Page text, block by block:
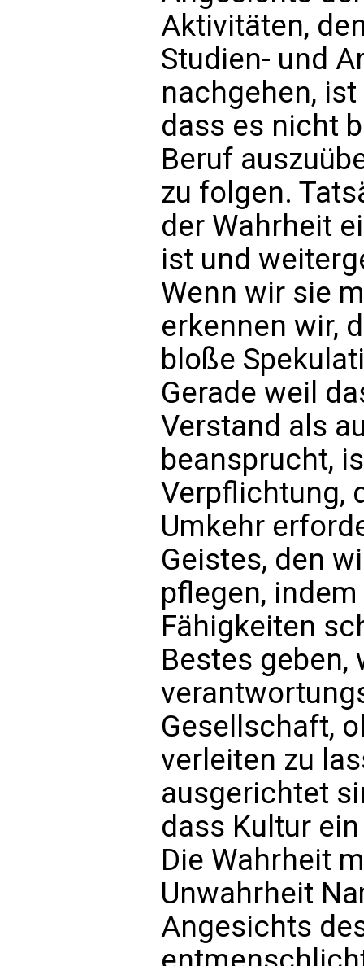
Aktivitäten,
Studien- und
nachgehen,
dass es nicht
Beruf
zu folgen.
der Wahrheit
ist und
Wenn wir sie
erkennen wir,
bloße
Gerade weil
Verstand als
beansprucht,
Verpflichtung,
Umkehr
Geistes, den
pflegen,
Fähigkeiten
Bestes geben,
Gesellschaft,
verleiten zu
ausgerichtet
dass Kultur
Die Wahrheit
Unwahrheit
Angesichts